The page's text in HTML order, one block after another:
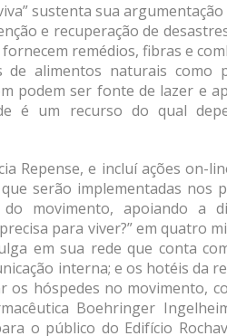
sustenta sua
e recuperação de
remédios, fibras e
alimentos naturais como
podem ser fonte de lazer e
é um recurso do qual
Repense, e incluí ações on-
serão implementadas nos
movimento, apoiando a
para viver?” em quatro
em sua rede que conta
interna; e os hotéis da
os hóspedes no movimento,
Boehringer
o público do Edifício